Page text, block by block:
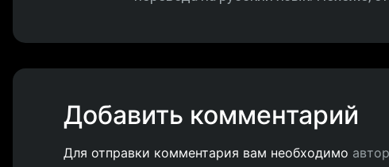
Добавить комментарий
Для отправки комментария вам необходимо